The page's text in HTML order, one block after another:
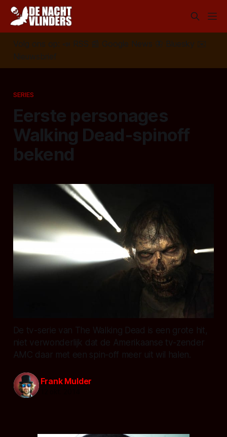
Volg ons op: 📣 RSS 📰 Google News 🦋 Bluesky
✉️
Nieuwsbrief
SERIES
Eerste personages
Walking Dead-spinoff
bekend
De tv-serie van The Walking Dead is een grote hit,
niet verwonderlijk dat de Amerikaanse tv-zender
AMC daar met een spin-off meer uit wil halen.
Frank Mulder